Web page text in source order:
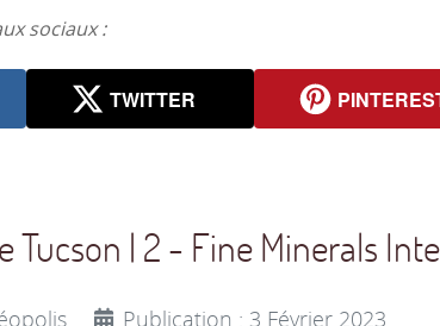
sociaux :
TWITTER
Tucson | 2 - Fine Minerals
Publication : 3 Février 2023